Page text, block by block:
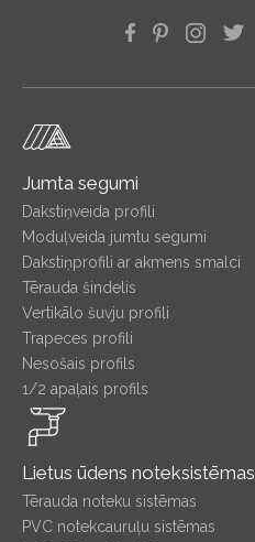
Jumta segumi
Dakstiņveida profili
Moduļveida jumtu segumi
Dakstiņprofili ar akmens smalci
Tērauda šindelis
Vertikālo šuvju profili
Trapeces profili
Nesošais profils
1/2 apaļais profils
Lietus ūdens noteksistēmas
Tērauda noteku sistēmas
PVC notekcauruļu sistēmas